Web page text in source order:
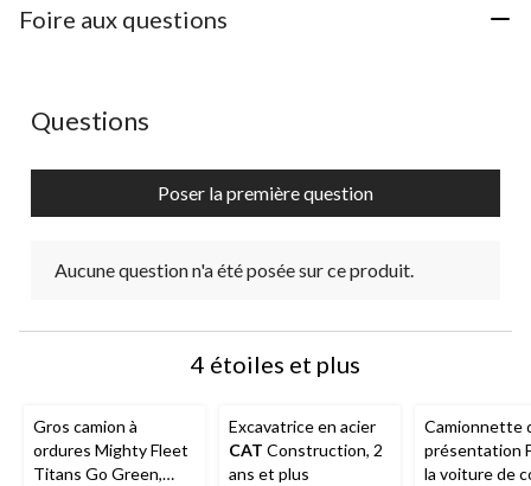
Foire aux questions
Aucune question n'a été posée sur ce produit.
Questions
Poser la première question
Aucune question n'a été posée sur ce produit.
4 étoiles et plus
Gros camion à
ordures Mighty Fleet
Titans Go Green,
Excavatrice en acier
CAT Construction, 2
ans et plus
Camionnette
présentation
la voiture de